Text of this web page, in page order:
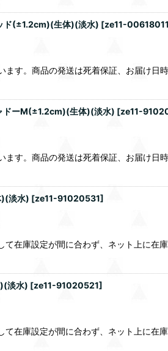
ド(±1.2cm)(生体)(淡水) [ze11-00618011
す。商品の発送は死着保証、お届け
ドーM(±1.2cm)(生体)(淡水) [ze11-
す。商品の発送は死着保証、お届け
)(淡水) [ze11-91020531]
在庫設定が間に合わず、ネット上に
淡水) [ze11-91020521]
在庫設定が間に合わず、ネット上に